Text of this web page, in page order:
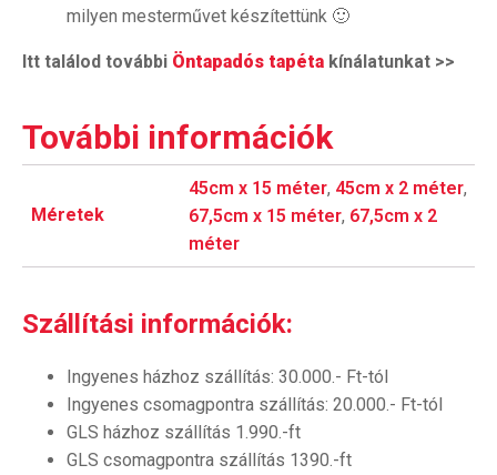
milyen mesterművet készítettünk 🙂
Itt találod további Öntapadós tapéta kínálatunkat >>
További információk
Méretek
45cm x 15 méter, 45cm x 2 méter,
67,5cm x 15 méter, 67,5cm x 2
méter
Szállítási információk:
Ingyenes házhoz szállítás: 30.000.- Ft-tól
Ingyenes csomagpontra szállítás: 20.000.- Ft-tól
GLS házhoz szállítás 1.990.-ft
GLS csomagpontra szállítás 1390.-ft